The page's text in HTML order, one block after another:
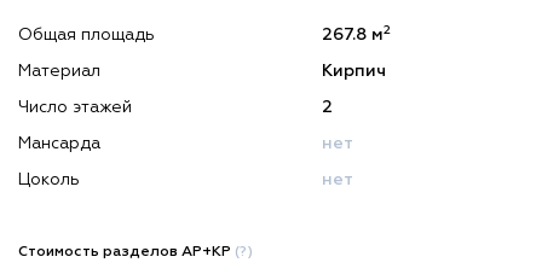
Общая площадь 267.8 м2
Материал Кирпич
Число этажей 2
Мансарда нет
Цоколь нет
Стоимость разделов АР+КР (?)